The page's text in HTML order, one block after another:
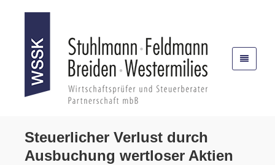
Steuerlicher Verlust durch
Ausbuchung wertloser Aktien